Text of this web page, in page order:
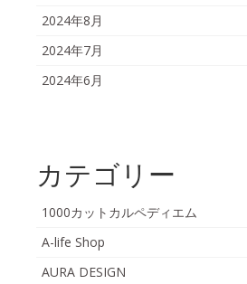
2024年8月
2024年7月
2024年6月
カテゴリー
1000カットカルペディエム
A-life Shop
AURA DESIGN